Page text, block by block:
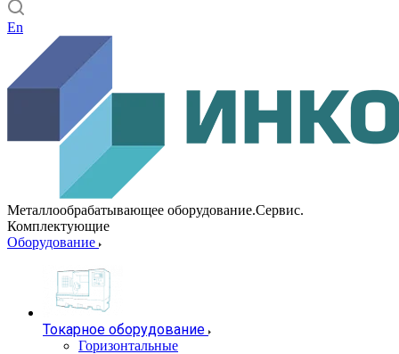
En
Металлообрабатывающее оборудование.Сервис.
Комплектующие
Оборудование
Токарное оборудование
Горизонтальные